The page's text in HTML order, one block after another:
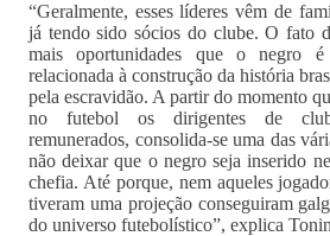
“Geralmente, esses líderes vêm de
já tendo sido sócios do clube. O fato
mais oportunidades que o negro é
relacionada à construção da história
pela escravidão. A partir do momento
no futebol os dirigentes de
remunerados, consolida-se uma das
não deixar que o negro seja inserido
chefia. Até porque, nem aqueles
tiveram uma projeção conseguiram
do universo futebolístico”, explica